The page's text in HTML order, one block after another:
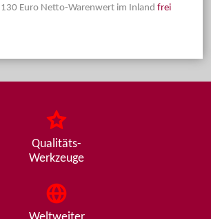
Euro Netto-Warenwert im Inland frei
Qualitäts-
Werkzeuge